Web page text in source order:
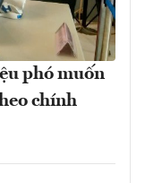
phó muốn
chính